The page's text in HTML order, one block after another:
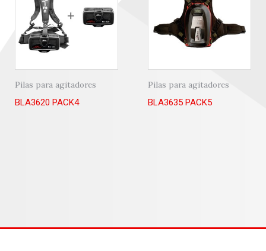
Pilas para agitadores
BLA3620 PACK4
Pilas para agitadores
BLA3635 PACK5